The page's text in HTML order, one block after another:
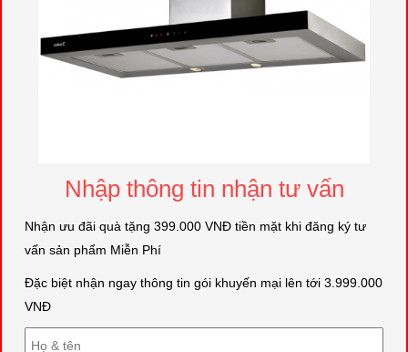
Nhập thông tin nhận tư vấn
Nhận ưu đãi quà tặng 399.000 VNĐ tiền mặt khi đăng ký tư
vấn sản phẩm Miễn Phí
Đặc biệt nhận ngay thông tin gói khuyến mại lên tới 3.999.000
VNĐ